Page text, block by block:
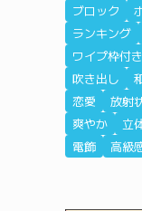
ブロック
ランキング
ワイプ枠付き
吹き出し
恋愛
放射
爽やか
立
電飾
高級